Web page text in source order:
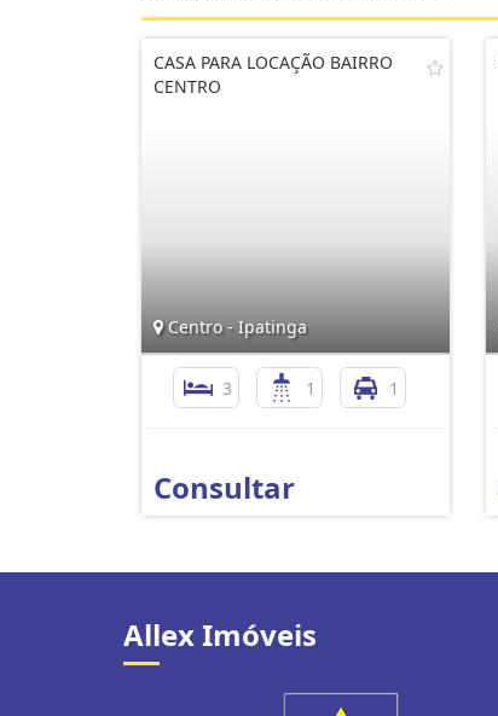
CASA PARA LOCAÇÃO BAIRRO
CENTRO
Centro - Ipatinga
3 1 1
Consultar
Allex Imóveis